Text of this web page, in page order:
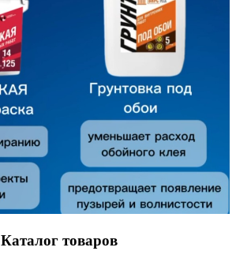
Каталог товаров